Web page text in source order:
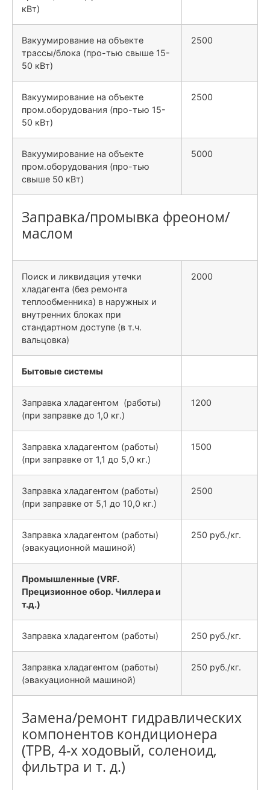
кВт)
Вакуумирование на объекте
трассы/блока (про-тью свыше 15-
50 кВт)
2500
Вакуумирование на объекте
пром.оборудования (про-тью 15-
50 кВт)
2500
Вакуумирование на объекте
пром.оборудования (про-тью
свыше 50 кВт)
5000
Заправка/промывка фреоном/
маслом
Поиск и ликвидация утечки
хладагента (без ремонта
теплообменника) в наружных и
внутренних блоках при
стандартном доступе (в т.ч.
вальцовка)
2000
Бытовые системы
Заправка хладагентом (работы)
(при заправке до 1,0 кг.)
1200
Заправка хладагентом (работы)
(при заправке от 1,1 до 5,0 кг.)
1500
Заправка хладагентом (работы)
(при заправке от 5,1 до 10,0 кг.)
2500
Заправка хладагентом (работы)
(эвакуационной машиной)
250 руб./кг.
Промышленные (VRF.
Прецизионное обор. Чиллера и
т.д.)
Заправка хладагентом (работы) 250 руб./кг.
Заправка хладагентом (работы)
(эвакуационной машиной)
250 руб./кг.
Замена/ремонт гидравлических
компонентов кондиционера
(ТРВ, 4-х ходовый, соленоид,
фильтра и т. д.)